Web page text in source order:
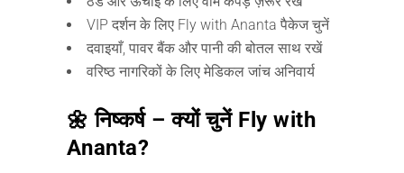
VIP दर्शन के लिए Fly with Ananta पैकेज चुनें
दवाइयाँ, पावर बैंक और पानी की बोतल साथ रखें
वरिष्ठ नागरिकों के लिए मेडिकल जांच अनिवार्य
🌼 निष्कर्ष – क्यों चुनें Fly with
Ananta?